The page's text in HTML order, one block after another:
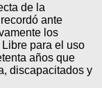
de la
ante
los
para el uso
años que
discapacitados y